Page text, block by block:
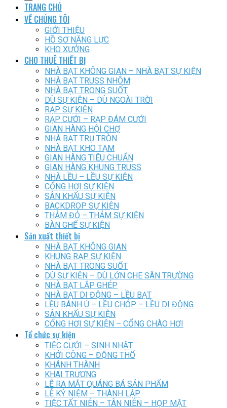
TRANG CHỦ
VỀ CHÚNG TÔI
GIỚI THIỆU
HỒ SƠ NĂNG LỰC
KHO XƯỞNG
CHO THUÊ THIẾT BỊ
NHÀ BẠT KHÔNG GIAN – NHÀ BẠT SỰ KIỆN
NHÀ BẠT TRUSS NHÔM
NHÀ BẠT TRONG SUỐT
DÙ SỰ KIỆN – DÙ NGOÀI TRỜI
RẠP SỰ KIỆN
RẠP CƯỚI – RẠP ĐÁM CƯỚI
GIAN HÀNG HỘI CHỢ
NHÀ BẠT TRỤ TRÒN
NHÀ BẠT KHO TẠM
GIAN HÀNG TIÊU CHUẨN
GIAN HÀNG KHUNG TRUSS
NHÀ LỀU – LỀU SỰ KIỆN
CỔNG HƠI SỰ KIỆN
SÂN KHẤU SỰ KIỆN
BACKDROP SỰ KIỆN
THẢM ĐỎ – THẢM SỰ KIỆN
BÀN GHẾ SỰ KIỆN
Sản xuất thiết bị
NHÀ BẠT KHÔNG GIAN
KHUNG RẠP SỰ KIỆN
NHÀ BẠT TRONG SUỐT
DÙ SỰ KIỆN – DÙ LỚN CHE SÂN TRƯỜNG
NHÀ BẠT LẮP GHÉP
NHÀ BẠT DI ĐỘNG – LỀU BẠT
LỀU BÁNH Ú – LỀU CHÓP – LỀU DI ĐỘNG
SÂN KHẤU SỰ KIỆN
CỔNG HƠI SỰ KIỆN – CỔNG CHÀO HƠI
Tổ chức sự kiện
TIỆC CƯỚI – SINH NHẬT
KHỞI CÔNG – ĐỘNG THỔ
KHÁNH THÀNH
KHAI TRƯƠNG
LỄ RA MẮT QUÁNG BÁ SẢN PHẨM
LỄ KỶ NIỆM – THÀNH LẬP
TIỆC TẤT NIÊN – TÂN NIÊN – HỌP MẶT